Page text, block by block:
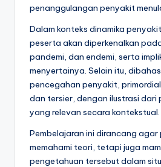
penanggulangan penyakit
Dalam konteks dinamika
peserta akan diperkenalkan
pandemi, dan endemi, serta
menyertainya. Selain itu,
pencegahan penyakit,
dan tersier, dengan ilustrasi dari
yang relevan secara kontekstual.
Pembelajaran ini dirancang
memahami teori, tetapi juga
pengetahuan tersebut dalam